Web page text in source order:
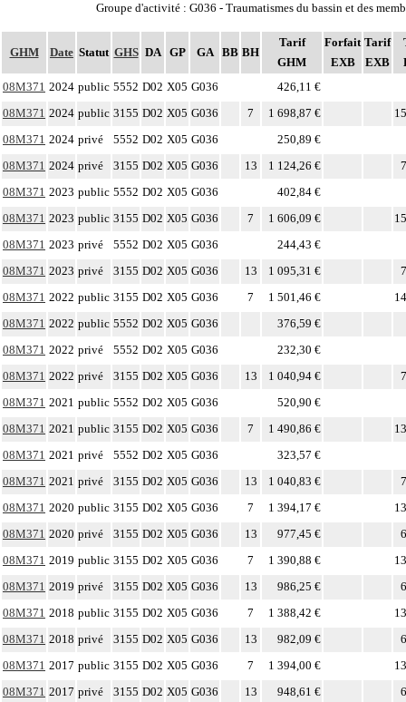
GHM Date Statut GHS DA GP GA BB BH
Tarif
GHM
Forfait
EXB
Tarif
EXB
08M371 2024 public 5552 D02 X05 G036
426,11 €
08M371 2024 public 3155 D02 X05 G036 7 1 698,87 €
08M371 2024 privé 5552 D02 X05 G036
250,89 €
08M371 2024 privé 3155 D02 X05 G036 13 1 124,26 €
08M371 2023 public 5552 D02 X05 G036
402,84 €
08M371 2023 public 3155 D02 X05 G036 7 1 606,09 €
08M371 2023 privé 5552 D02 X05 G036
244,43 €
08M371 2023 privé 3155 D02 X05 G036 13 1 095,31 €
08M371 2022 public 3155 D02 X05 G036 7 1 501,46 €
08M371 2022 public 5552 D02 X05 G036
376,59 €
08M371 2022 privé 5552 D02 X05 G036
232,30 €
08M371 2022 privé 3155 D02 X05 G036 13 1 040,94 €
08M371 2021 public 5552 D02 X05 G036
520,90 €
08M371 2021 public 3155 D02 X05 G036 7 1 490,86 €
08M371 2021 privé 5552 D02 X05 G036
323,57 €
08M371 2021 privé 3155 D02 X05 G036 13 1 040,83 €
08M371 2020 public 3155 D02 X05 G036 7 1 394,17 €
08M371 2020 privé 3155 D02 X05 G036 13 977,45 €
08M371 2019 public 3155 D02 X05 G036 7 1 390,88 €
08M371 2019 privé 3155 D02 X05 G036 13 986,25 €
08M371 2018 public 3155 D02 X05 G036 7 1 388,42 €
08M371 2018 privé 3155 D02 X05 G036 13 982,09 €
08M371 2017 public 3155 D02 X05 G036 7 1 394,00 €
08M371 2017 privé 3155 D02 X05 G036 13 948,61 €
Groupe d'activité : G036 - Traumatismes du bassin et des